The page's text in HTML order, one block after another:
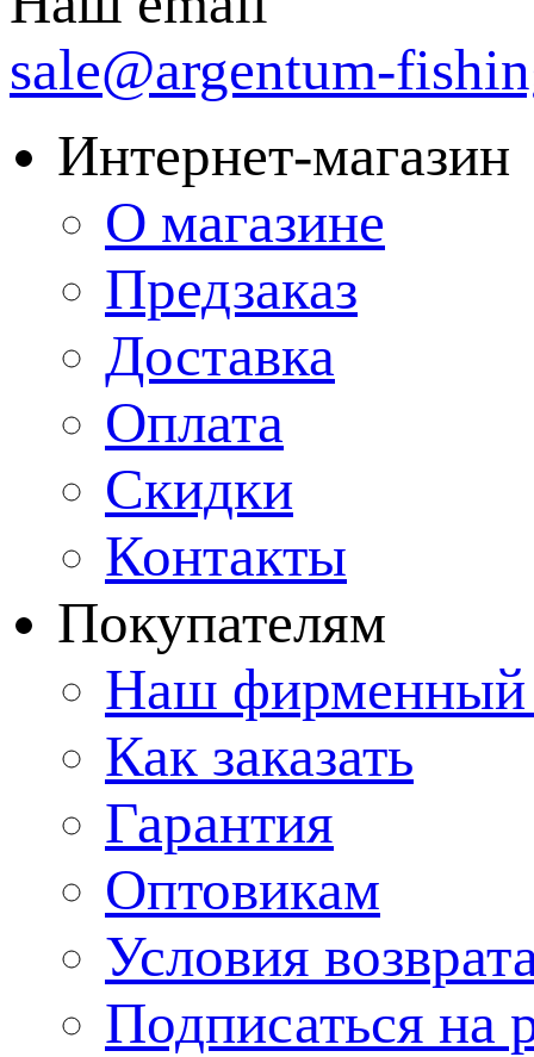
sale@argentum-
Интернет-магазин
О магазине
Предзаказ
Доставка
Оплата
Скидки
Контакты
Покупателям
Наш фирменный
Как заказать
Гарантия
Оптовикам
Условия
Подписаться на